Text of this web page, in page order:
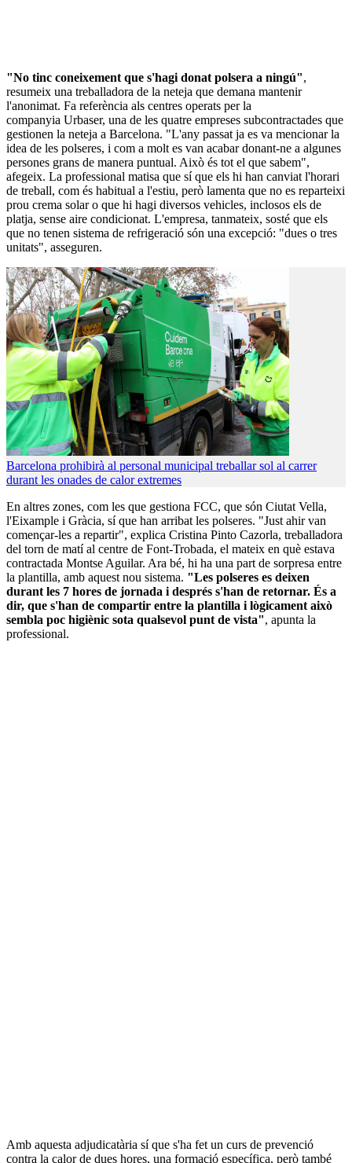
"No tinc coneixement que s'hagi donat polsera a ningú",
resumeix una treballadora de la neteja que demana mantenir
l'anonimat. Fa referència als centres operats per la
companyia Urbaser, una de les quatre empreses subcontractades que
gestionen la neteja a Barcelona. "L'any passat ja es va mencionar la
idea de les polseres, i com a molt es van acabar donant-ne a algunes
persones grans de manera puntual. Això és tot el que sabem",
afegeix. La professional matisa que sí que els hi han canviat l'horari
de treball, com és habitual a l'estiu, però lamenta que no es reparteixi
prou crema solar o que hi hagi diversos vehicles, inclosos els de
platja, sense aire condicionat. L'empresa, tanmateix, sosté que els
que no tenen sistema de refrigeració són una excepció: "dues o tres
unitats", asseguren.
Barcelona prohibirà al personal municipal treballar sol al carrer
durant les onades de calor extremes
En altres zones, com les que gestiona FCC, que són Ciutat Vella,
l'Eixample i Gràcia, sí que han arribat les polseres. "Just ahir van
començar-les a repartir", explica Cristina Pinto Cazorla, treballadora
del torn de matí al centre de Font-Trobada, el mateix en què estava
contractada Montse Aguilar. Ara bé, hi ha una part de sorpresa entre
la plantilla, amb aquest nou sistema. "Les polseres es deixen
durant les 7 hores de jornada i després s'han de retornar. És a
dir, que s'han de compartir entre la plantilla i lògicament això
sembla poc higiènic sota qualsevol punt de vista", apunta la
professional.
Amb aquesta adjudicatària sí que s'ha fet un curs de prevenció
contra la calor de dues hores, una formació específica, però també